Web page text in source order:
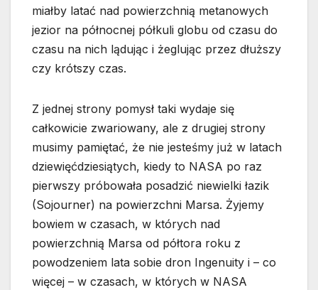
miałby latać nad powierzchnią metanowych
jezior na północnej półkuli globu od czasu do
czasu na nich lądując i żeglując przez dłuższy
czy krótszy czas.
Z jednej strony pomysł taki wydaje się
całkowicie zwariowany, ale z drugiej strony
musimy pamiętać, że nie jesteśmy już w latach
dziewięćdziesiątych, kiedy to NASA po raz
pierwszy próbowała posadzić niewielki łazik
(Sojourner) na powierzchni Marsa. Żyjemy
bowiem w czasach, w których nad
powierzchnią Marsa od półtora roku z
powodzeniem lata sobie dron Ingenuity i – co
więcej – w czasach, w których w NASA